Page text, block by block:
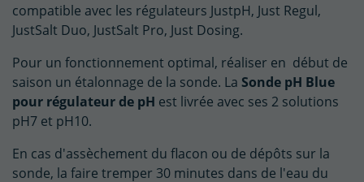
compatible avec les régulateurs JustpH, Just Regul,
JustSalt Duo, JustSalt Pro, Just Dosing.
Pour un fonctionnement optimal, réaliser en début de
saison un étalonnage de la sonde. La Sonde pH Blue
pour régulateur de pH est livrée avec ses 2 solutions
pH7 et pH10.
En cas d'assèchement du flacon ou de dépôts sur la
sonde, la faire tremper 30 minutes dans de l'eau du